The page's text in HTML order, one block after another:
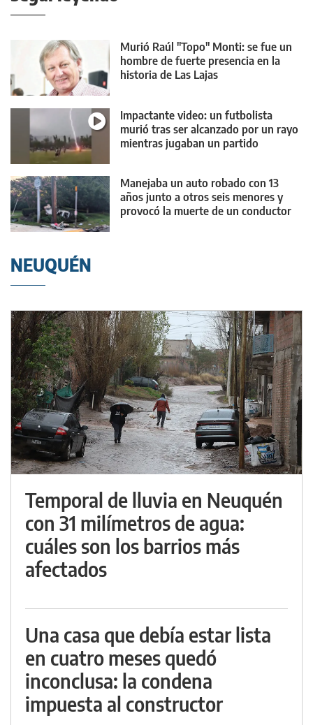
Murió Raúl "Topo" Monti: se fue un
hombre de fuerte presencia en la
historia de Las Lajas
Impactante video: un futbolista
murió tras ser alcanzado por un rayo
mientras jugaban un partido
Manejaba un auto robado con 13
años junto a otros seis menores y
provocó la muerte de un conductor
NEUQUÉN
Temporal de lluvia en Neuquén
con 31 milímetros de agua:
cuáles son los barrios más
afectados
Una casa que debía estar lista
en cuatro meses quedó
inconclusa: la condena
impuesta al constructor